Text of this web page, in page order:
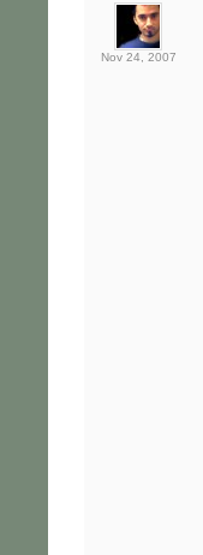
Nov 24, 2007